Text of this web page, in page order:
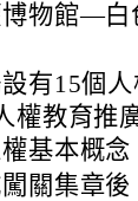
物館—白
有15個
權教育推
基本概念
關集章